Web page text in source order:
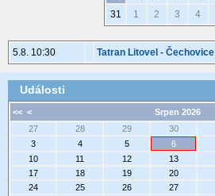
31
1 2 3 4
5.8. 10:30 Tatran Litovel - Čechovice
Události
<< <
Srpen 2026
27
28 29 30
3
4 5 6
10
11 12 13
17
18 19 20
24
25 26 27